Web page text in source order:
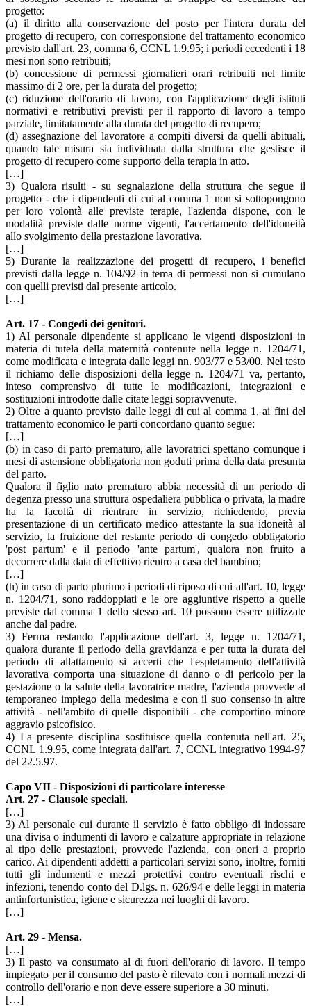
progetto:
(a) il diritto alla conservazione del posto per l'intera durata del
progetto di recupero, con corresponsione del trattamento economico
previsto dall'art. 23, comma 6, CCNL 1.9.95; i periodi eccedenti i 18
mesi non sono retribuiti;
(b) concessione di permessi giornalieri orari retribuiti nel limite
massimo di 2 ore, per la durata del progetto;
(c) riduzione dell'orario di lavoro, con l'applicazione degli istituti
normativi e retributivi previsti per il rapporto di lavoro a tempo
parziale, limitatamente alla durata del progetto di recupero;
(d) assegnazione del lavoratore a compiti diversi da quelli abituali,
quando tale misura sia individuata dalla struttura che gestisce il
progetto di recupero come supporto della terapia in atto.
[…]
3) Qualora risulti - su segnalazione della struttura che segue il
progetto - che i dipendenti di cui al comma 1 non si sottopongono
per loro volontà alle previste terapie, l'azienda dispone, con le
modalità previste dalle norme vigenti, l'accertamento dell'idoneità
allo svolgimento della prestazione lavorativa.
[…]
5) Durante la realizzazione dei progetti di recupero, i benefici
previsti dalla legge n. 104/92 in tema di permessi non si cumulano
con quelli previsti dal presente articolo.
[…]
Art. 17 - Congedi dei genitori.
1) Al personale dipendente si applicano le vigenti disposizioni in
materia di tutela della maternità contenute nella legge n. 1204/71,
come modificata e integrata dalle leggi nn. 903/77 e 53/00. Nel testo
il richiamo delle disposizioni della legge n. 1204/71 va, pertanto,
inteso comprensivo di tutte le modificazioni, integrazioni e
sostituzioni introdotte dalle citate leggi sopravvenute.
2) Oltre a quanto previsto dalle leggi di cui al comma 1, ai fini del
trattamento economico le parti concordano quanto segue:
[…]
(b) in caso di parto prematuro, alle lavoratrici spettano comunque i
mesi di astensione obbligatoria non goduti prima della data presunta
del parto.
Qualora il figlio nato prematuro abbia necessità di un periodo di
degenza presso una struttura ospedaliera pubblica o privata, la madre
ha la facoltà di rientrare in servizio, richiedendo, previa
presentazione di un certificato medico attestante la sua idoneità al
servizio, la fruizione del restante periodo di congedo obbligatorio
'post partum' e il periodo 'ante partum', qualora non fruito a
decorrere dalla data di effettivo rientro a casa del bambino;
[…]
(h) in caso di parto plurimo i periodi di riposo di cui all'art. 10, legge
n. 1204/71, sono raddoppiati e le ore aggiuntive rispetto a quelle
previste dal comma 1 dello stesso art. 10 possono essere utilizzate
anche dal padre.
3) Ferma restando l'applicazione dell'art. 3, legge n. 1204/71,
qualora durante il periodo della gravidanza e per tutta la durata del
periodo di allattamento si accerti che l'espletamento dell'attività
lavorativa comporta una situazione di danno o di pericolo per la
gestazione o la salute della lavoratrice madre, l'azienda provvede al
temporaneo impiego della medesima e con il suo consenso in altre
attività - nell'ambito di quelle disponibili - che comportino minore
aggravio psicofisico.
4) La presente disciplina sostituisce quella contenuta nell'art. 25,
CCNL 1.9.95, come integrata dall'art. 7, CCNL integrativo 1994-97
del 22.5.97.
Capo VII - Disposizioni di particolare interesse
Art. 27 - Clausole speciali.
[…]
3) Al personale cui durante il servizio è fatto obbligo di indossare
una divisa o indumenti di lavoro e calzature appropriate in relazione
al tipo delle prestazioni, provvede l'azienda, con oneri a proprio
carico. Ai dipendenti addetti a particolari servizi sono, inoltre, forniti
tutti gli indumenti e mezzi protettivi contro eventuali rischi e
infezioni, tenendo conto del D.lgs. n. 626/94 e delle leggi in materia
antinfortunistica, igiene e sicurezza nei luoghi di lavoro.
[…]
Art. 29 - Mensa.
[…]
3) Il pasto va consumato al di fuori dell'orario di lavoro. Il tempo
impiegato per il consumo del pasto è rilevato con i normali mezzi di
controllo dell'orario e non deve essere superiore a 30 minuti.
[…]